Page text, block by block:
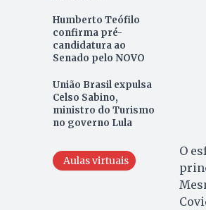
Humberto Teófilo
confirma pré-
candidatura ao
Senado pelo NOVO
União Brasil expulsa
Celso Sabino,
ministro do Turismo
no governo Lula
Aulas virtuais
O